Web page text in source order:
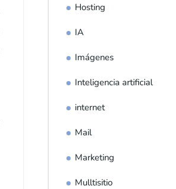
Hosting
IA
Imágenes
Inteligencia artificial
internet
Mail
Marketing
Mulltisitio